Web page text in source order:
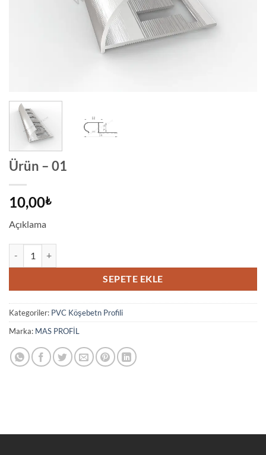
Ürün – 01
10,00₺
Açıklama
SEPETE EKLE
Kategoriler: PVC Köşebetn Profili
Marka: MAS PROFİL